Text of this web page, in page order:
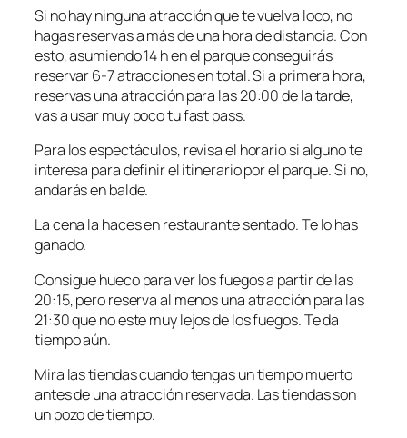
Si no hay ninguna atracción que te vuelva loco, no
hagas reservas a más de una hora de distancia. Con
esto, asumiendo 14 h en el parque conseguirás
reservar 6-7 atracciones en total. Si a primera hora,
reservas una atracción para las 20:00 de la tarde,
vas a usar muy poco tu fast pass.
Para los espectáculos, revisa el horario si alguno te
interesa para definir el itinerario por el parque. Si no,
andarás en balde.
La cena la haces en restaurante sentado. Te lo has
ganado.
Consigue hueco para ver los fuegos a partir de las
20:15, pero reserva al menos una atracción para las
21:30 que no este muy lejos de los fuegos. Te da
tiempo aún.
Mira las tiendas cuando tengas un tiempo muerto
antes de una atracción reservada. Las tiendas son
un pozo de tiempo.